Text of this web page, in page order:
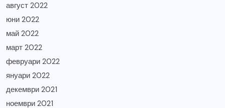
август 2022
юни 2022
май 2022
март 2022
февруари 2022
януари 2022
декември 2021
ноември 2021